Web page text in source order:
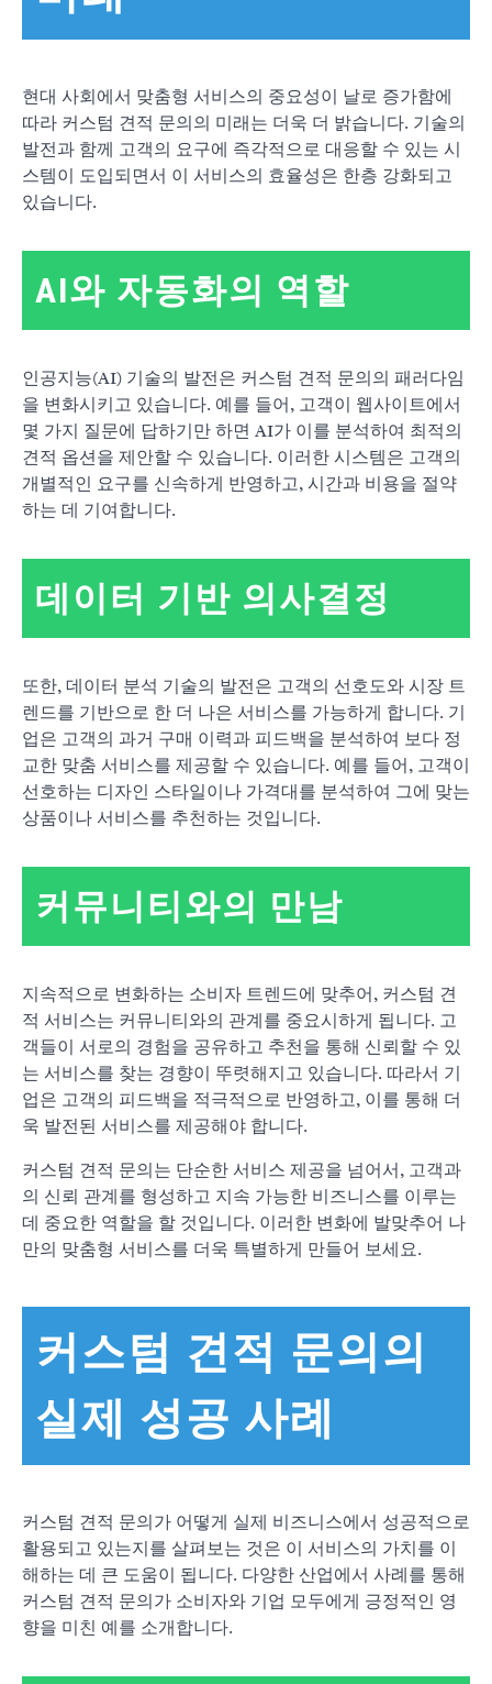
현대 사회에서 맞춤형 서비스의 중요성이 날로 증가함에
따라 커스텀 견적 문의의 미래는 더욱 더 밝습니다. 기술의
발전과 함께 고객의 요구에 즉각적으로 대응할 수 있는 시
스템이 도입되면서 이 서비스의 효율성은 한층 강화되고
있습니다.
AI와 자동화의 역할
인공지능(AI) 기술의 발전은 커스텀 견적 문의의 패러다임
을 변화시키고 있습니다. 예를 들어, 고객이 웹사이트에서
몇 가지 질문에 답하기만 하면 AI가 이를 분석하여 최적의
견적 옵션을 제안할 수 있습니다. 이러한 시스템은 고객의
개별적인 요구를 신속하게 반영하고, 시간과 비용을 절약
하는 데 기여합니다.
데이터 기반 의사결정
또한, 데이터 분석 기술의 발전은 고객의 선호도와 시장 트
렌드를 기반으로 한 더 나은 서비스를 가능하게 합니다. 기
업은 고객의 과거 구매 이력과 피드백을 분석하여 보다 정
교한 맞춤 서비스를 제공할 수 있습니다. 예를 들어, 고객이
선호하는 디자인 스타일이나 가격대를 분석하여 그에 맞는
상품이나 서비스를 추천하는 것입니다.
커뮤니티와의 만남
지속적으로 변화하는 소비자 트렌드에 맞추어, 커스텀 견
적 서비스는 커뮤니티와의 관계를 중요시하게 됩니다. 고
객들이 서로의 경험을 공유하고 추천을 통해 신뢰할 수 있
는 서비스를 찾는 경향이 뚜렷해지고 있습니다. 따라서 기
업은 고객의 피드백을 적극적으로 반영하고, 이를 통해 더
욱 발전된 서비스를 제공해야 합니다.
커스텀 견적 문의는 단순한 서비스 제공을 넘어서, 고객과
의 신뢰 관계를 형성하고 지속 가능한 비즈니스를 이루는
데 중요한 역할을 할 것입니다. 이러한 변화에 발맞추어 나
만의 맞춤형 서비스를 더욱 특별하게 만들어 보세요.
커스텀 견적 문의의
실제 성공 사례
커스텀 견적 문의가 어떻게 실제 비즈니스에서 성공적으로
활용되고 있는지를 살펴보는 것은 이 서비스의 가치를 이
해하는 데 큰 도움이 됩니다. 다양한 산업에서 사례를 통해
커스텀 견적 문의가 소비자와 기업 모두에게 긍정적인 영
향을 미친 예를 소개합니다.